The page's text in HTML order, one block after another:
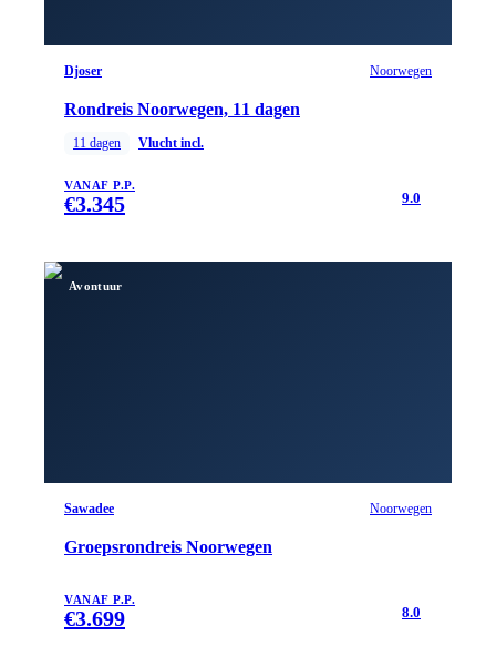
Djoser Noorwegen
Rondreis Noorwegen, 11 dagen
11 dagen Vlucht incl.
VANAF P.P.
€3.345 9.0
Avontuur
Sawadee Noorwegen
Groepsrondreis Noorwegen
VANAF P.P.
€3.699 8.0